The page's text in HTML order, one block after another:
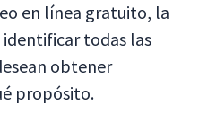
en línea gratuito, la
todas las
obtener
propósito.